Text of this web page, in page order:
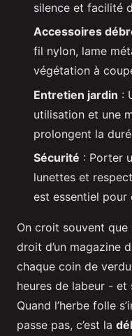
silence et facilité
Accessoires
fil nylon, lame
végétation à
Entretien jardin :
utilisation et une
prolongent la
Sécurité : Porter
lunettes et
est essentiel pour
On croit souvent
droit d’un magazine
chaque coin de
heures de labeur -
Quand l’herbe folle
passe pas, c’est la